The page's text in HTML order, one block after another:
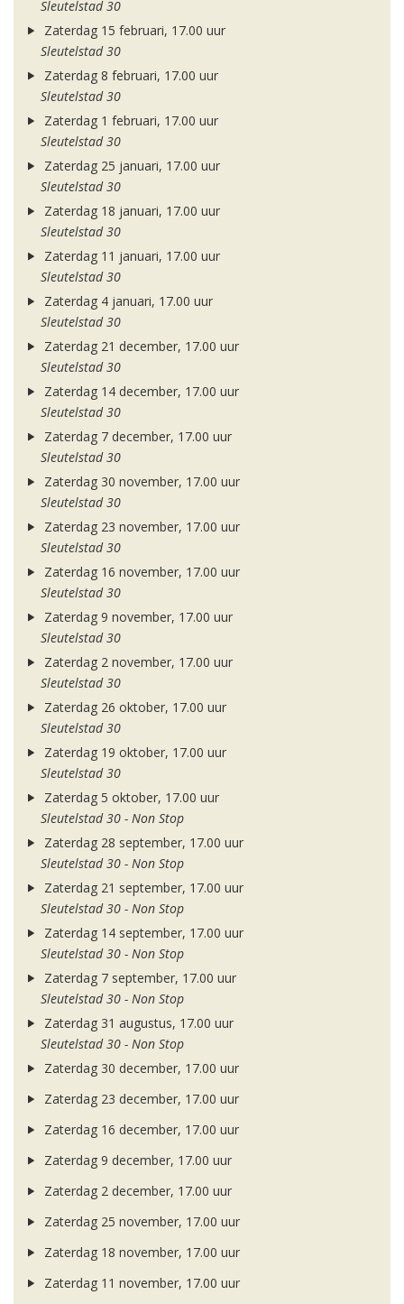
Sleutelstad 30
Zaterdag 15 februari, 17.00 uur
Sleutelstad 30
Zaterdag 8 februari, 17.00 uur
Sleutelstad 30
Zaterdag 1 februari, 17.00 uur
Sleutelstad 30
Zaterdag 25 januari, 17.00 uur
Sleutelstad 30
Zaterdag 18 januari, 17.00 uur
Sleutelstad 30
Zaterdag 11 januari, 17.00 uur
Sleutelstad 30
Zaterdag 4 januari, 17.00 uur
Sleutelstad 30
Zaterdag 21 december, 17.00 uur
Sleutelstad 30
Zaterdag 14 december, 17.00 uur
Sleutelstad 30
Zaterdag 7 december, 17.00 uur
Sleutelstad 30
Zaterdag 30 november, 17.00 uur
Sleutelstad 30
Zaterdag 23 november, 17.00 uur
Sleutelstad 30
Zaterdag 16 november, 17.00 uur
Sleutelstad 30
Zaterdag 9 november, 17.00 uur
Sleutelstad 30
Zaterdag 2 november, 17.00 uur
Sleutelstad 30
Zaterdag 26 oktober, 17.00 uur
Sleutelstad 30
Zaterdag 19 oktober, 17.00 uur
Sleutelstad 30
Zaterdag 5 oktober, 17.00 uur
Sleutelstad 30 - Non Stop
Zaterdag 28 september, 17.00 uur
Sleutelstad 30 - Non Stop
Zaterdag 21 september, 17.00 uur
Sleutelstad 30 - Non Stop
Zaterdag 14 september, 17.00 uur
Sleutelstad 30 - Non Stop
Zaterdag 7 september, 17.00 uur
Sleutelstad 30 - Non Stop
Zaterdag 31 augustus, 17.00 uur
Sleutelstad 30 - Non Stop
Zaterdag 30 december, 17.00 uur
Zaterdag 23 december, 17.00 uur
Zaterdag 16 december, 17.00 uur
Zaterdag 9 december, 17.00 uur
Zaterdag 2 december, 17.00 uur
Zaterdag 25 november, 17.00 uur
Zaterdag 18 november, 17.00 uur
Zaterdag 11 november, 17.00 uur